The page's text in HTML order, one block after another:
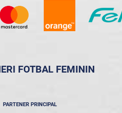
FOTBAL FEMININ
PARTENER PRINCIPAL